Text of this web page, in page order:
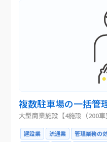
複数駐車場の一括管
大型商業施設【4施設（200車
建設業 流通業 管理業務の